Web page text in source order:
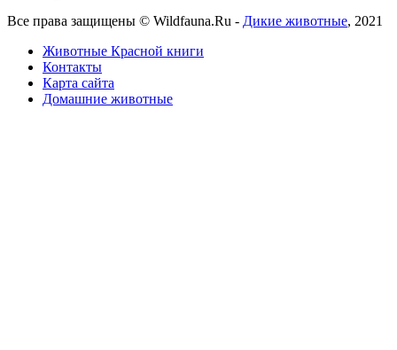
Все права защищены © Wildfauna.Ru - Дикие животные, 2021
Животные Красной книги
Контакты
Карта сайта
Домашние животные